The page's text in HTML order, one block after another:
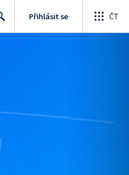
Přihlásit se ČT